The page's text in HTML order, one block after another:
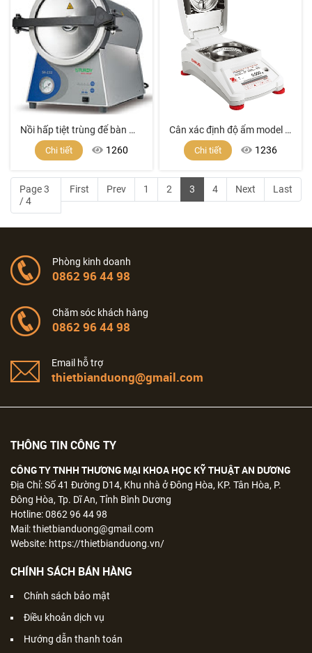
Nồi hấp tiệt trùng để bàn model SA-232 (16 lít )
Chi tiết 1260
Cân xác định độ ẩm model BM90
Chi tiết 1236
Page 3
/ 4
First Prev 1 2 3 4 Next Last
Phòng kinh doanh
0862 96 44 98
Chăm sóc khách hàng
0862 96 44 98
Email hỗ trợ
thietbianduong@gmail.com
THÔNG TIN CÔNG TY
CÔNG TY TNHH THƯƠNG MẠI KHOA HỌC KỸ THUẬT AN DƯƠNG
Địa Chỉ: Số 41 Đường D14, Khu nhà ở Đông Hòa, KP. Tân Hòa, P.
Đông Hòa, Tp. Dĩ An, Tỉnh Bình Dương
Hotline: 0862 96 44 98
Mail: thietbianduong@gmail.com
Website: https://thietbianduong.vn/
CHÍNH SÁCH BÁN HÀNG
Chính sách bảo mật
Điều khoản dịch vụ
Hướng dẫn thanh toán